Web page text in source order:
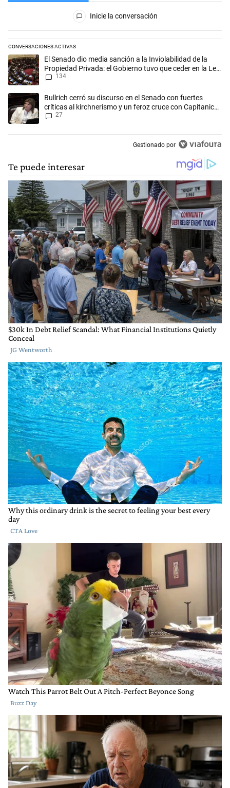
Todos los comentarios
Inicie la conversación
CONVERSACIONES ACTIVAS
Este listado muestra los artículos con más comentarios en los
Un artículo de tendencia con el título "El Senado dio media sanción a
El Senado dio media sanción a la Inviolabilidad de la
Propiedad Privada: el Gobierno tuvo que ceder en la Ley
del Manejo del Fuego
134
Un artículo de tendencia con el título "Bullrich cerró su discurso en el
Bullrich cerró su discurso en el Senado con fuertes
críticas al kirchnerismo y un feroz cruce con Capitanich
al que le gritó “¡cállate!”
27
Gestionado por